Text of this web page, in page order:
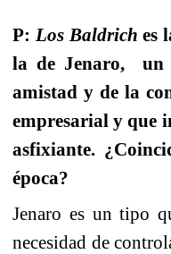
P: Los Baldrich es
la de Jenaro,
un
amistad y de la
empresarial y que
asfixiante.
época?
Jenaro es un tipo
necesidad de